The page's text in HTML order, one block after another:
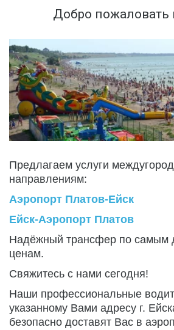
Добро пожаловать
Предлагаем услуги
направлениям:
Аэропорт Платов-Ейск
Ейск-Аэропорт Платов
Надёжный трансфер по самым
ценам.
Свяжитесь с нами сегодня!
Наши профессиональные
указанному Вами адресу г.
безопасно доставят Вас в